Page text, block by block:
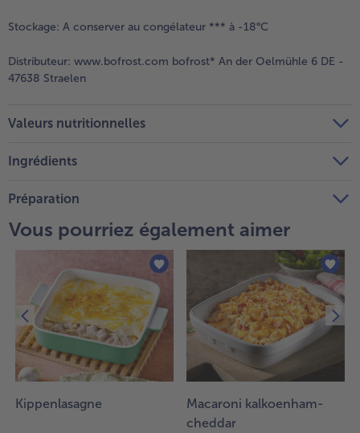
Stockage: A conserver au congélateur *** à -18°C
Distributeur: www.bofrost.com bofrost* An der Oelmühle 6 DE -
47638 Straelen
Valeurs nutritionnelles
Ingrédients
Préparation
Vous pourriez également aimer
Kippenlasagne
Macaroni kalkoenham-
cheddar